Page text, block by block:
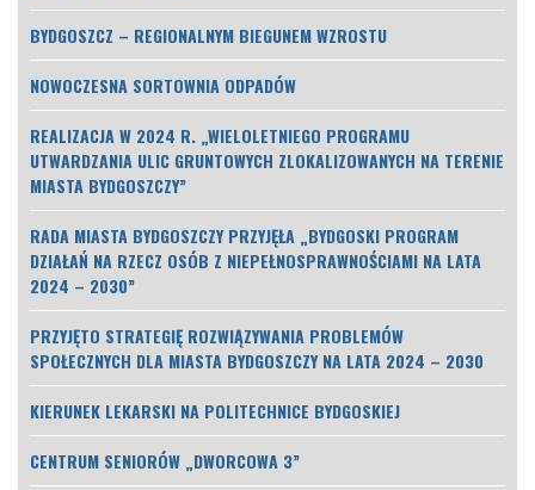
BYDGOSZCZ – REGIONALNYM BIEGUNEM WZROSTU
NOWOCZESNA SORTOWNIA ODPADÓW
REALIZACJA W 2024 R. „WIELOLETNIEGO PROGRAMU
UTWARDZANIA ULIC GRUNTOWYCH ZLOKALIZOWANYCH NA TERENIE
MIASTA BYDGOSZCZY”
RADA MIASTA BYDGOSZCZY PRZYJĘŁA „BYDGOSKI PROGRAM
DZIAŁAŃ NA RZECZ OSÓB Z NIEPEŁNOSPRAWNOŚCIAMI NA LATA
2024 – 2030”
PRZYJĘTO STRATEGIĘ ROZWIĄZYWANIA PROBLEMÓW
SPOŁECZNYCH DLA MIASTA BYDGOSZCZY NA LATA 2024 – 2030
KIERUNEK LEKARSKI NA POLITECHNICE BYDGOSKIEJ
CENTRUM SENIORÓW „DWORCOWA 3”